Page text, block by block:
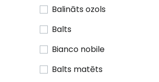
Balināts ozols
Balts
Bianco nobile
Balts matēts